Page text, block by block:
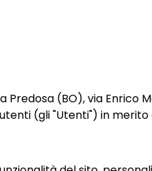
Predosa (BO), via
(gli "Utenti") in merito